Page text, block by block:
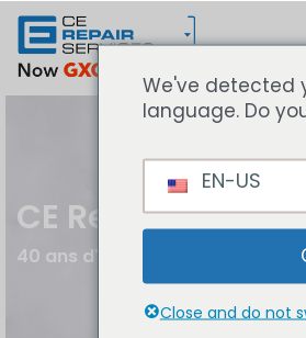
CE Repair
Dé service specialist voor
We've detected
a different
EN-US